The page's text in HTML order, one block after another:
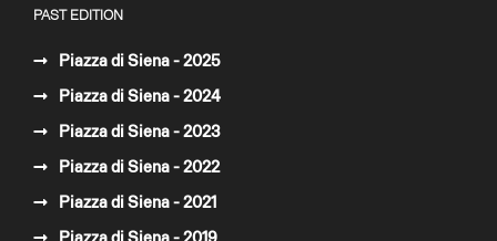
PAST EDITION
Piazza di Siena - 2025
Piazza di Siena - 2024
Piazza di Siena - 2023
Piazza di Siena - 2022
Piazza di Siena - 2021